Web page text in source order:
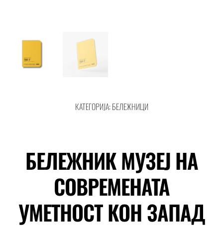
КАТЕГОРИЈА:БЕЛЕЖНИЦИ
БЕЛЕЖНИК МУЗЕЈ НА
СОВРЕМЕНАТА
УМЕТНОСТ КОН ЗАПАД